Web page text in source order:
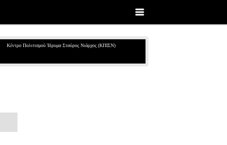
Κέντρο Πολιτισμού Ίδρυμα Σταύρος Νιάρχος (ΚΠΙΣΝ)